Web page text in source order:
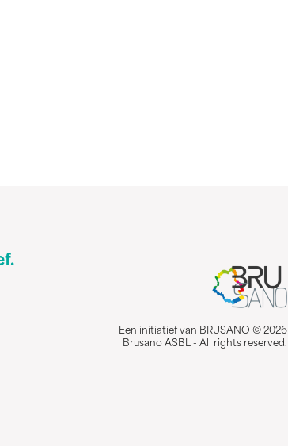
Een initiatief van BRUSANO © 2026
Brusano ASBL - All rights reserved.